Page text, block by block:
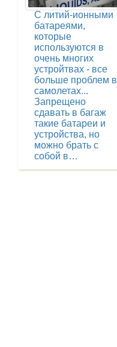
С литий-ионными
батареями,
которые
используются в
очень многих
устройтвах - все
больше проблем в
самолетах...
Запрещено
сдавать в багаж
такие батареи и
устройства, но
можно брать с
собой в…